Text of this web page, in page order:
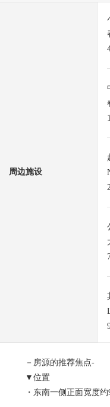
周边施设
－房源的推荐焦点-
▼位置
・东南一侧正面宽度约